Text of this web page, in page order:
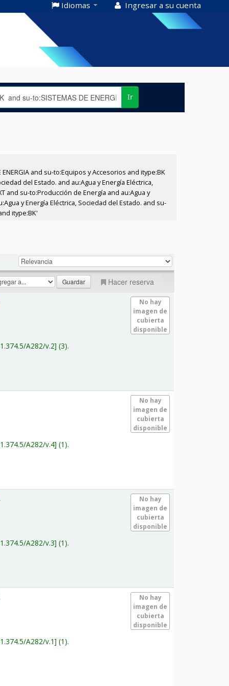
Idiomas Ingresar a su cuenta
Ir
and su-to:Equipos y Accesorios and itype:BK
del Estado. and au:Agua y Energía Eléctrica,
and su-to:Producción de Energía and au:Agua y
y Energía Eléctrica, Sociedad del Estado. and su-
itype:BK'
Hacer reserva
No hay
imagen de
cubierta
disponible
A282/v.2 (3).
No hay
imagen de
cubierta
disponible
A282/v.4 (1).
No hay
imagen de
cubierta
disponible
A282/v.3 (1).
No hay
imagen de
cubierta
disponible
A282/v.1 (1).